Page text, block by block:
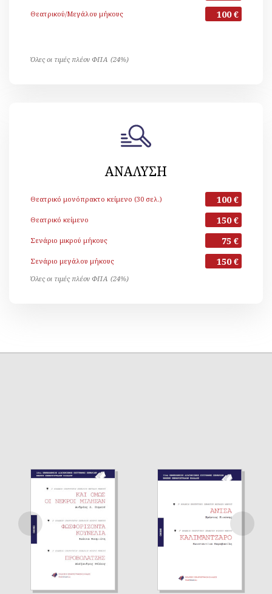
Θεατρικού/Μεγάλου μήκους 100 €
Όλες οι τιμές πλέον ΦΠΑ (24%)
ΑΝΑΛΥΣΗ
Θεατρικό μονόπρακτο κείμενο (30 σελ.) 100 €
Θεατρικό κείμενο 150 €
Σενάριο μικρού μήκους 75 €
Σενάριο μεγάλου μήκους 150 €
Όλες οι τιμές πλέον ΦΠΑ (24%)